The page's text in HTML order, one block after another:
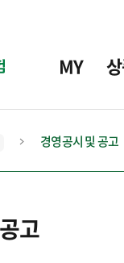
MY
경영공시 및 공고
고